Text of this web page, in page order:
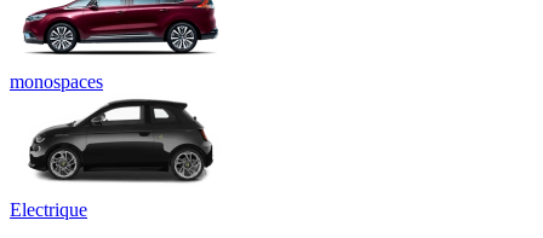
monospaces
Electrique